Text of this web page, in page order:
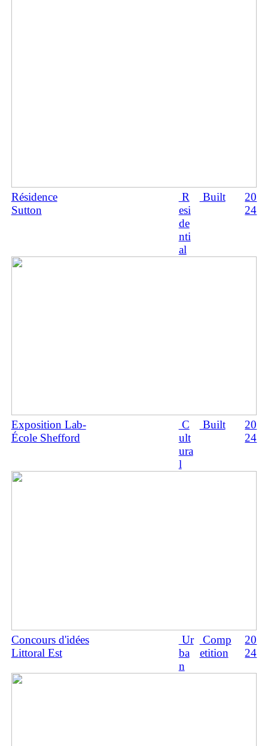
Résidence
Sutton
R
esi
de
nti
al
Built
20
24
Exposition Lab-
École Shefford
C
ult
ura
l
Built
20
24
Concours d'idées
Littoral Est
Ur
ba
n
Comp
etition
20
24